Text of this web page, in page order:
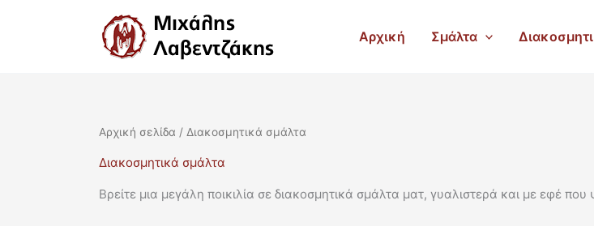
Αρχική Σμάλτα
Αρχική σελίδα / Διακοσμητικά σμάλτα
Διακοσμητικά σμάλτα
Βρείτε μια μεγάλη ποικιλία σε διακοσμητικά σμάλτα ματ, γυαλιστερά και με εφέ